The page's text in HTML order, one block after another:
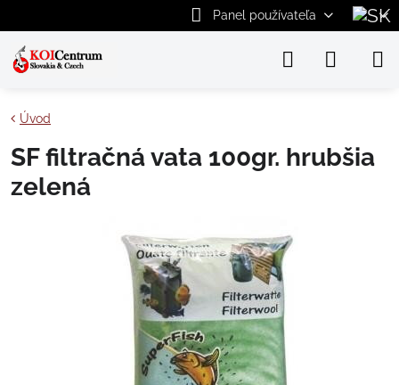
Panel používateľa
Úvod
SF filtračná vata 100gr. hrubšia
zelená